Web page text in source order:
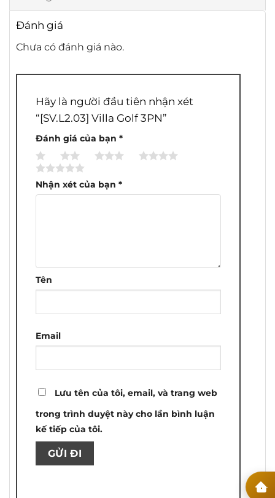
Đánh giá
Chưa có đánh giá nào.
Hãy là người đầu tiên nhận xét
“[SV.L2.03] Villa Golf 3PN”
Đánh giá của bạn *
trên
5
trên
5trên
Nhận xét của bạn *
Tên
Email
Lưu tên của tôi, email, và trang web
trong trình duyệt này cho lần bình luận
kế tiếp của tôi.